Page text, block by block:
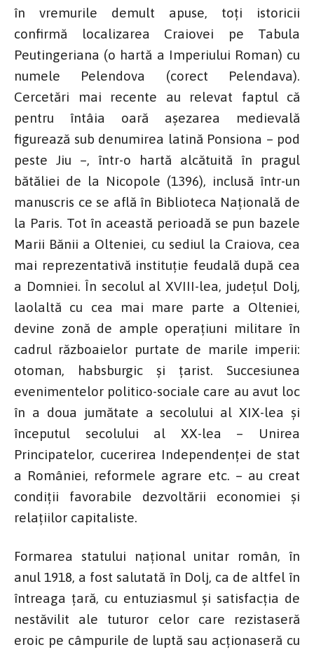
în vremurile demult apuse, toți istoricii
confirmă localizarea Craiovei pe Tabula
Peutingeriana (o hartă a Imperiului Roman) cu
numele Pelendova (corect Pelendava).
Cercetări mai recente au relevat faptul că
pentru întâia oară așezarea medievală
figurează sub denumirea latină Ponsiona – pod
peste Jiu –, într-o hartă alcătuită în pragul
bătăliei de la Nicopole (1396), inclusă într-un
manuscris ce se află în Biblioteca Națională de
la Paris. Tot în această perioadă se pun bazele
Marii Bănii a Olteniei, cu sediul la Craiova, cea
mai reprezentativă instituție feudală după cea
a Domniei. În secolul al XVIII-lea, județul Dolj,
laolaltă cu cea mai mare parte a Olteniei,
devine zonă de ample operațiuni militare în
cadrul războaielor purtate de marile imperii:
otoman, habsburgic și țarist. Succesiunea
evenimentelor politico-sociale care au avut loc
în a doua jumătate a secolului al XIX-lea și
începutul secolului al XX-lea – Unirea
Principatelor, cucerirea Independenței de stat
a României, reformele agrare etc. – au creat
condiții favorabile dezvoltării economiei și
relațiilor capitaliste.
Formarea statului național unitar român, în
anul 1918, a fost salutată în Dolj, ca de altfel în
întreaga țară, cu entuziasmul și satisfacția de
nestăvilit ale tuturor celor care rezistaseră
eroic pe câmpurile de luptă sau acționaseră cu